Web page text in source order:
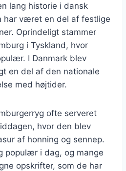
lang historie i dansk
har været en del af festlige
Oprindeligt stammer
i Tyskland, hvor
I Danmark blev
en del af den nationale
med højtider.
ofte serveret
hvor den blev
af honning og sennep.
populær i dag, og mange
opskrifter, som de har